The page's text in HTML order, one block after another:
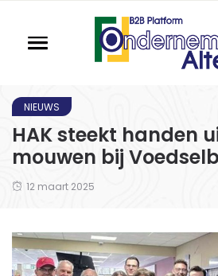
NIEUWS
HAK steekt handen
mouwen bij
12 maart 2025